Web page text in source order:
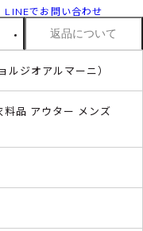
LINEでお問い合わせ
返品について
ジオアルマーニ）
料品 アウター メンズ